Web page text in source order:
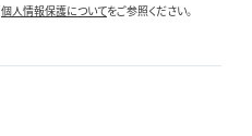
個人情報保護についてをご参照ください。